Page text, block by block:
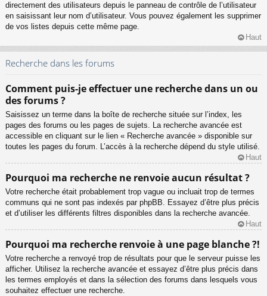
directement des utilisateurs depuis le panneau de contrôle de l’utilisateur
en saisissant leur nom d’utilisateur. Vous pouvez également les supprimer
de vos listes depuis cette même page.
Haut
Recherche dans les forums
Comment puis-je effectuer une recherche dans un ou
des forums ?
Saisissez un terme dans la boîte de recherche située sur l’index, les
pages des forums ou les pages de sujets. La recherche avancée est
accessible en cliquant sur le lien « Recherche avancée » disponible sur
toutes les pages du forum. L’accès à la recherche dépend du style utilisé.
Haut
Pourquoi ma recherche ne renvoie aucun résultat ?
Votre recherche était probablement trop vague ou incluait trop de termes
communs qui ne sont pas indexés par phpBB. Essayez d’être plus précis
et d’utiliser les différents filtres disponibles dans la recherche avancée.
Haut
Pourquoi ma recherche renvoie à une page blanche ?!
Votre recherche a renvoyé trop de résultats pour que le serveur puisse les
afficher. Utilisez la recherche avancée et essayez d’être plus précis dans
les termes employés et dans la sélection des forums dans lesquels vous
souhaitez effectuer une recherche.